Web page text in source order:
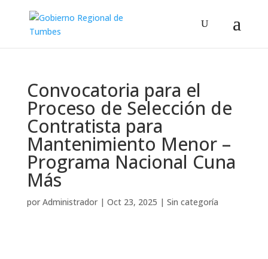
Convocatoria para el
Proceso de Selección de
Contratista para
Mantenimiento Menor –
Programa Nacional Cuna
Más
por Administrador| Oct 23, 2025 | Sin categoría